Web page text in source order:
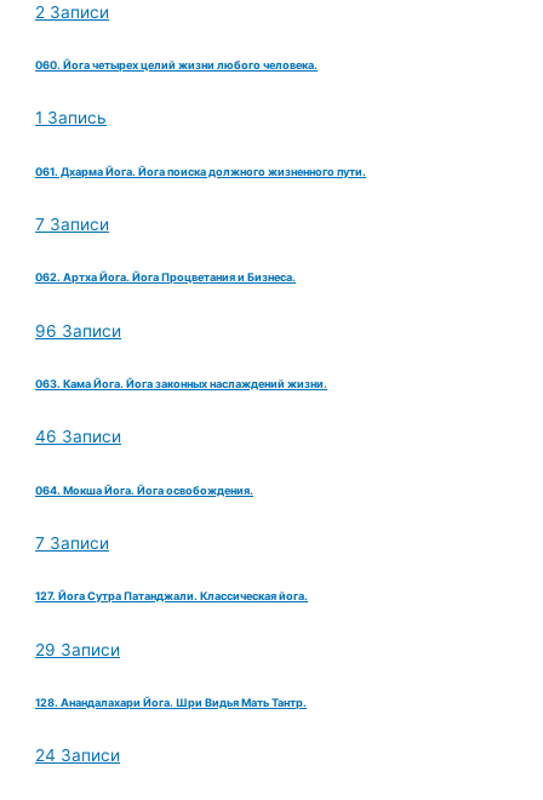
2 Записи
060. Йога четырех целий жизни любого человека.
1 Запись
061. Дхарма Йога. Йога поиска должного жизненного пути.
7 Записи
062. Артха Йога. Йога Процветания и Бизнеса.
96 Записи
063. Кама Йога. Йога законных наслаждений жизни.
46 Записи
064. Мокша Йога. Йога освобождения.
7 Записи
127. Йога Сутра Патанджали. Классическая йога.
29 Записи
128. Анандалахари Йога. Шри Видья Мать Тантр.
24 Записи